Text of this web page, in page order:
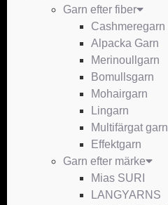
Garn efter fiber
Cashmeregarn
Alpacka Garn
Merinoullgarn
Bomullsgarn
Mohairgarn
Lingarn
Multifärgat garn
Effektgarn
Garn efter märke
Mias SURI
LANGYARNS